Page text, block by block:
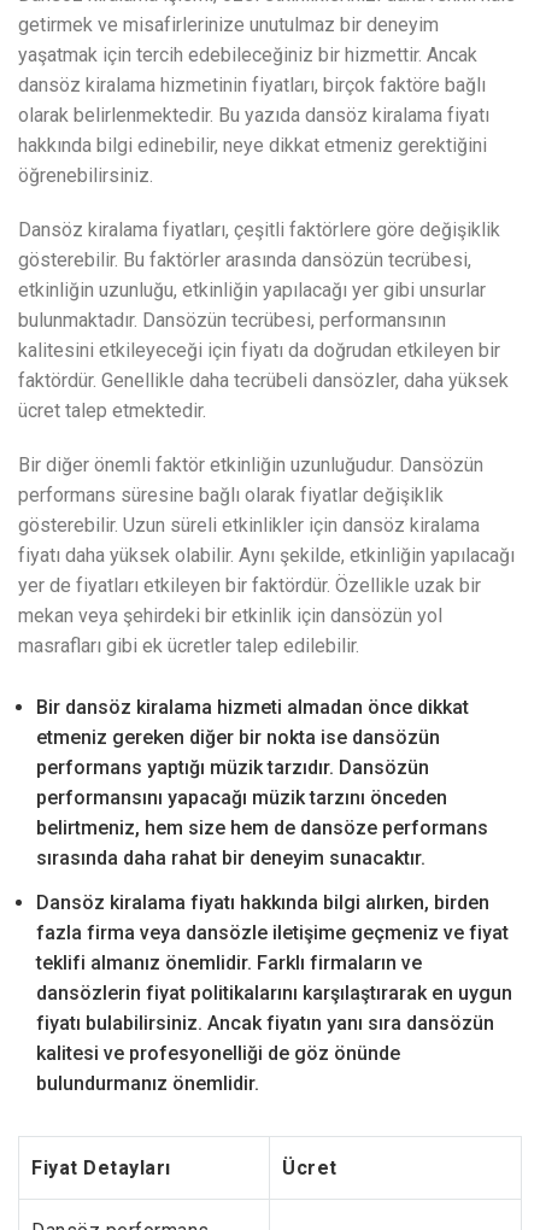
getirmek ve misafirlerinize unutulmaz bir deneyim
yaşatmak için tercih edebileceğiniz bir hizmettir. Ancak
dansöz kiralama hizmetinin fiyatları, birçok faktöre bağlı
olarak belirlenmektedir. Bu yazıda dansöz kiralama fiyatı
hakkında bilgi edinebilir, neye dikkat etmeniz gerektiğini
öğrenebilirsiniz.
Dansöz kiralama fiyatları, çeşitli faktörlere göre değişiklik
gösterebilir. Bu faktörler arasında dansözün tecrübesi,
etkinliğin uzunluğu, etkinliğin yapılacağı yer gibi unsurlar
bulunmaktadır. Dansözün tecrübesi, performansının
kalitesini etkileyeceği için fiyatı da doğrudan etkileyen bir
faktördür. Genellikle daha tecrübeli dansözler, daha yüksek
ücret talep etmektedir.
Bir diğer önemli faktör etkinliğin uzunluğudur. Dansözün
performans süresine bağlı olarak fiyatlar değişiklik
gösterebilir. Uzun süreli etkinlikler için dansöz kiralama
fiyatı daha yüksek olabilir. Aynı şekilde, etkinliğin yapılacağı
yer de fiyatları etkileyen bir faktördür. Özellikle uzak bir
mekan veya şehirdeki bir etkinlik için dansözün yol
masrafları gibi ek ücretler talep edilebilir.
Bir dansöz kiralama hizmeti almadan önce dikkat
etmeniz gereken diğer bir nokta ise dansözün
performans yaptığı müzik tarzıdır. Dansözün
performansını yapacağı müzik tarzını önceden
belirtmeniz, hem size hem de dansöze performans
sırasında daha rahat bir deneyim sunacaktır.
Dansöz kiralama fiyatı hakkında bilgi alırken, birden
fazla firma veya dansözle iletişime geçmeniz ve fiyat
teklifi almanız önemlidir. Farklı firmaların ve
dansözlerin fiyat politikalarını karşılaştırarak en uygun
fiyatı bulabilirsiniz. Ancak fiyatın yanı sıra dansözün
kalitesi ve profesyonelliği de göz önünde
bulundurmanız önemlidir.
Fiyat Detayları Ücret